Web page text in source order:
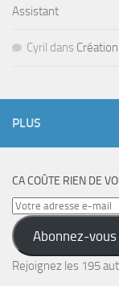
Assistant
Cyril dans
PLUS
CA COÛTE RIEN DE
Votre
adresse
e-
mail
Abonnez-vous
Rejoignez les 195